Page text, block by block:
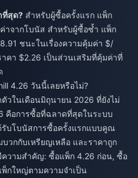
ที่สุด? สำหรับผู้ซื้อครั้งแรก แพ็ก
าจากโบนัส สำหรับผู้ซื้อซ้ำ แพ็ก
ชนะในเรื่องความคุ้มค่า $/
คา $2.26 เป็นส่วนเสริมที่คุ้มค่าที่
4.26 วันนี้เลยหรือไม่?
วในเดือนมิถุนายน 2026 ที่ยังไม่
คือการซื้อที่ฉลาดที่สุดในระบบ
รับโบนัสการซื้อครั้งแรกแบบคูณ
วกกับเหรียญเหลือ และราคาถูก
วามสำคัญ: ซื้อแพ็ก 4.26 ก่อน, ซื้อ
กใหญ่ตามความจำเป็น